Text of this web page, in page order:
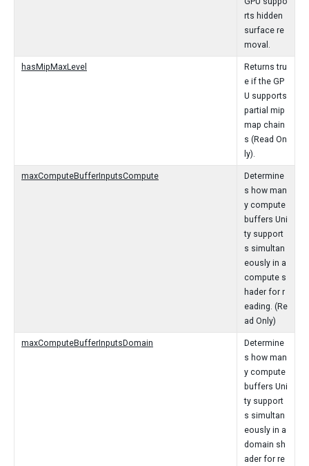
rts hidden
surface re
moval.
hasMipMaxLevel
Returns tru
e if the GP
U supports
partial mip
map chain
s (Read On
ly).
maxComputeBufferInputsCompute
Determine
s how man
y compute
buffers Uni
ty support
s simultan
eously in a
compute s
hader for r
eading. (Re
ad Only)
maxComputeBufferInputsDomain
Determine
s how man
y compute
buffers Uni
ty support
s simultan
eously in a
domain sh
ader for re